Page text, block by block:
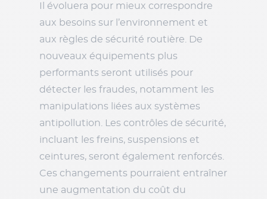
Il évoluera pour mieux correspondre
aux besoins sur l’environnement et
aux règles de sécurité routière. De
nouveaux équipements plus
performants seront utilisés pour
détecter les fraudes, notamment les
manipulations liées aux systèmes
antipollution. Les contrôles de sécurité,
incluant les freins, suspensions et
ceintures, seront également renforcés.
Ces changements pourraient entraîner
une augmentation du coût du